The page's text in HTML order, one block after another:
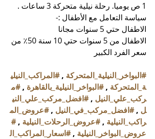
1 ص يوميا. رحلة نيلية متحركة 3 ساعات .
سياسة التعامل مع الأطفال :-
الاطفال حتي 5 سنوات مجانا
الاطفال من 5 سنوات حتي 10 سنة 50٪ من
سعر الفرد الكبير
#البواخر_النيلية_المتحركة , #المراكب_النيلي
ة_المتحركة , #البواخر_النيلية_بالقاهرة , #م
ركب_علي_النيل , #افضل_مركب_علي_الني
ل , #افضل_مركب_في_النيل , #عروض_الم
راكب_النيلية , #عروض_الرحلات_النيلية ,
#
عروض_البواخر_النيلية , #اسعار_المراكب_ال